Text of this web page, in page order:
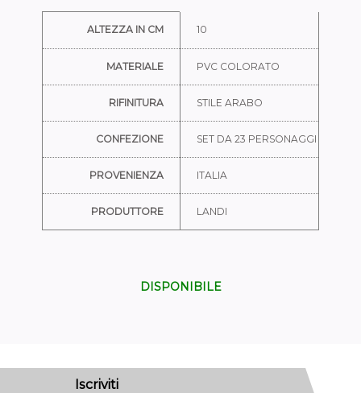
ALTEZZA IN CM 10
MATERIALE PVC COLORATO
RIFINITURA STILE ARABO
CONFEZIONE SET DA 23 PERSONAGGI
PROVENIENZA ITALIA
PRODUTTORE LANDI
DISPONIBILE
Iscriviti